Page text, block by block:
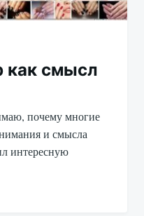
как смысл
почему многие
и смысла
интересную